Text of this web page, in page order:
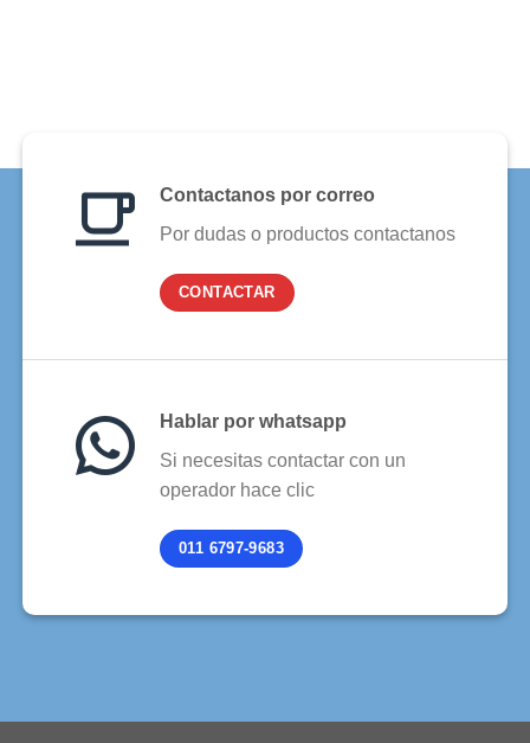
Contactanos por correo
Por dudas o productos contactanos
CONTACTAR
Hablar por whatsapp
Si necesitas contactar con un
operador hace clic
011 6797-9683